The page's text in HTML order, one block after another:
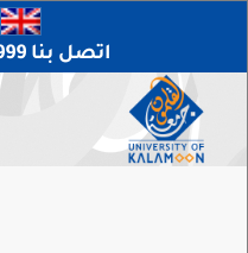
اتصل بنا 999 33 78 (11) 963 +